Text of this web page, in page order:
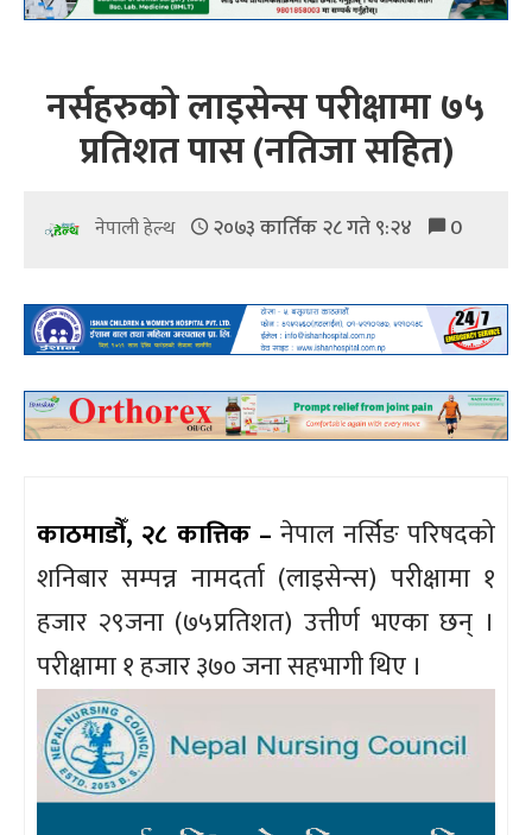
नर्सहरुको लाइसेन्स परीक्षामा ७५
प्रतिशत पास (नतिजा सहित)
नेपाली हेल्थ २०७३ कार्तिक २८ गते ९:२४ 0
काठमाडौँ, २८ कात्तिक – नेपाल नर्सिङ परिषदको
शनिबार सम्पन्न नामदर्ता (लाइसेन्स) परीक्षामा १
हजार २९जना (७५प्रतिशत) उत्तीर्ण भएका छन् ।
परीक्षामा १ हजार ३७० जना सहभागी थिए ।